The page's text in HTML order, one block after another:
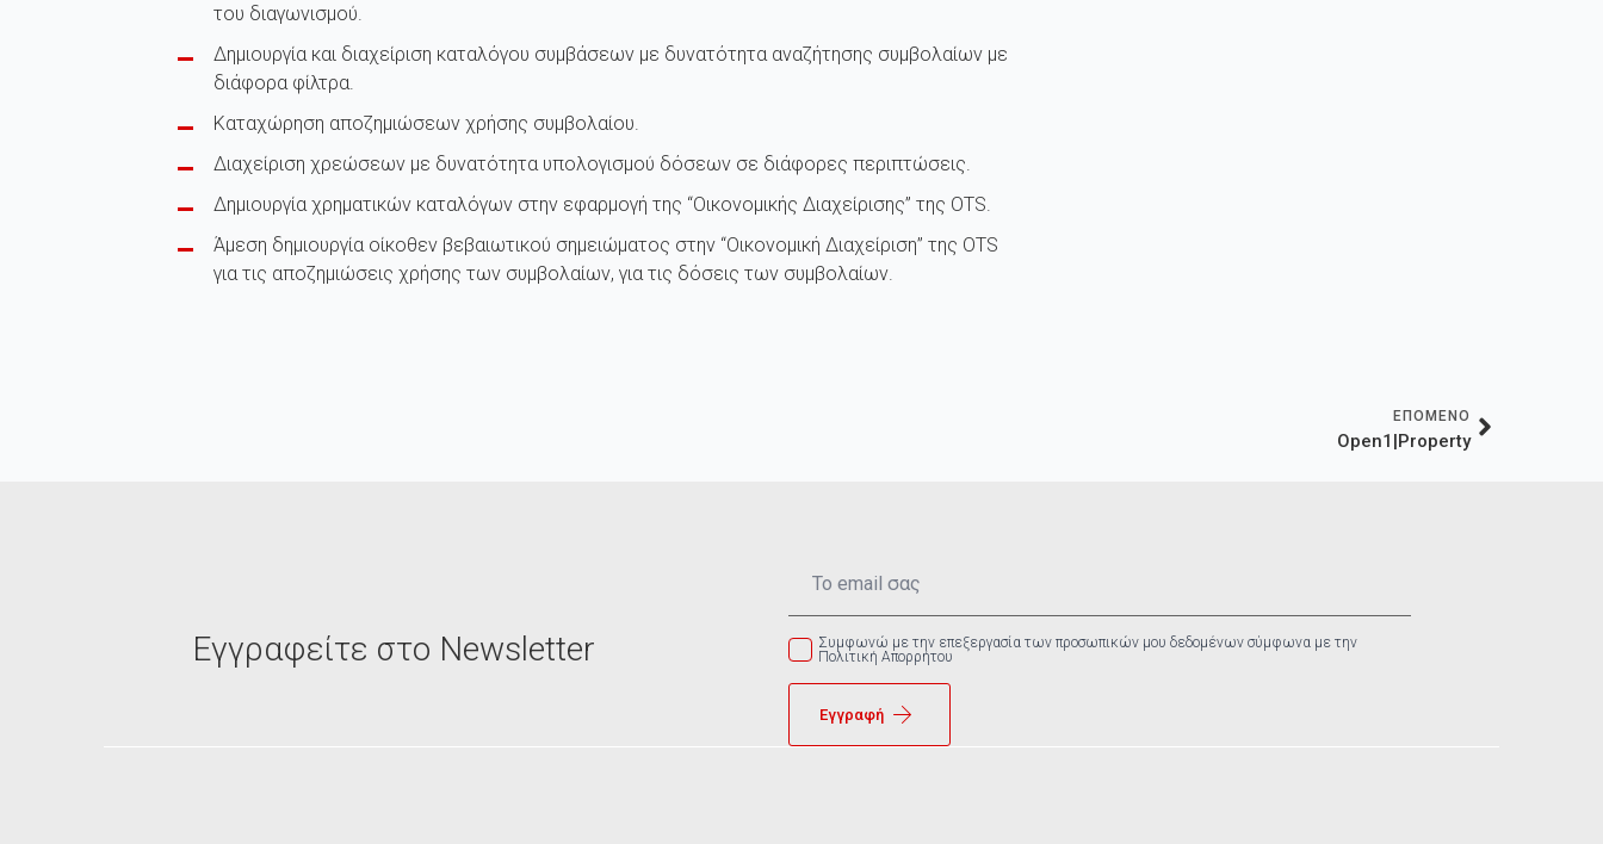
του διαγωνισμού.
Δημιουργία και διαχείριση καταλόγου συμβάσεων με δυνατότητα αναζήτησης συμβολαίων με
διάφορα φίλτρα.
Καταχώρηση αποζημιώσεων χρήσης συμβολαίου.
Διαχείριση χρεώσεων με δυνατότητα υπολογισμού δόσεων σε διάφορες περιπτώσεις.
Δημιουργία χρηματικών καταλόγων στην εφαρμογή της “Οικονομικής Διαχείρισης” της OTS.
Άμεση δημιουργία οίκοθεν βεβαιωτικού σημειώματος στην “Οικονομική Διαχείριση” της OTS
για τις αποζημιώσεις χρήσης των συμβολαίων, για τις δόσεις των συμβολαίων.
ΕΠΟΜΕΝΟ
Open1|Property
Εγγραφείτε στο Newsletter
Συμφωνώ με την επεξεργασία των προσωπικών μου δεδομένων σύμφωνα με την
Πολιτική Απορρήτου
Εγγραφή